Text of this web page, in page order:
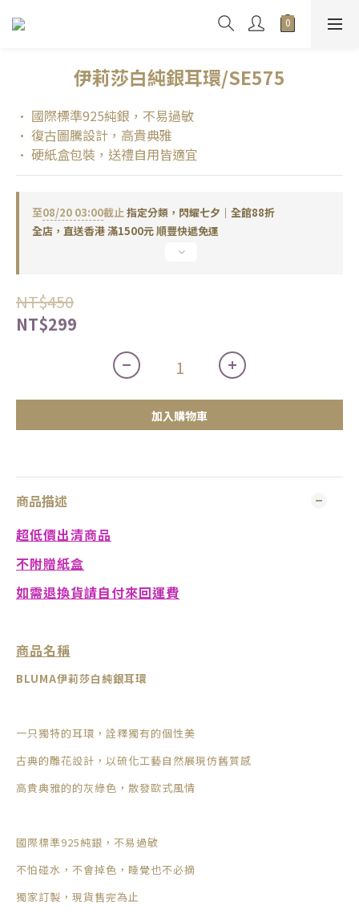
伊莉莎白純銀耳環/SE575
• 國際標準925純銀，不易過敏
• 復古圖騰設計，高貴典雅
• 硬紙盒包裝，送禮自用皆適宜
至08/20 03:00截止指定分類，閃耀七夕｜全館88折
全店，直送香港 滿1500元 順豐快遞免運
NT$450
NT$299
加入購物車
商品描述
超低價出清商品
不附贈紙盒
如需退換貨請自付來回運費
商品名稱
BLUMA伊莉莎白純銀耳環
一只獨特的耳環，詮釋獨有的個性美
古典的雕花設計，以硫化工藝自然展現仿舊質感
高貴典雅的的灰綠色，散發歐式風情
國際標準925純銀，不易過敏
不怕碰水，不會掉色，睡覺也不必摘
獨家訂製，現貨售完為止